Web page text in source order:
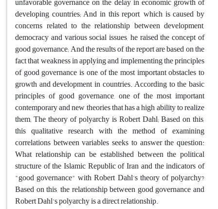
developing countries; And in this report, which is caused by
concerns related to the relationship between development,
democracy and various social issues, he raised the concept of
good governance; And the results of the report are based on the
fact that weakness in applying and implementing the principles
of good governance is one of the most important obstacles to
growth and development in countries. According to the basic
principles of good governance, one of the most important
contemporary and new theories that has a high ability to realize
them; The theory of polyarchy is Robert Dahl; Based on this,
this qualitative research with the method of examining
correlations between variables seeks to answer the question:
What relationship can be established between the political
structure of the Islamic Republic of Iran and the indicators of
"good governance" with Robert Dahl's theory of polyarchy?
Based on this, the relationship between good governance and
Robert Dahl's polyarchy is a direct relationship.